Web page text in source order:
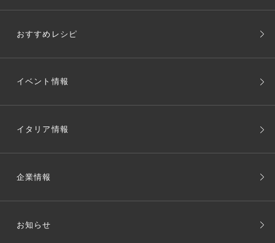
おすすめレシピ
イベント情報
イタリア情報
企業情報
お知らせ